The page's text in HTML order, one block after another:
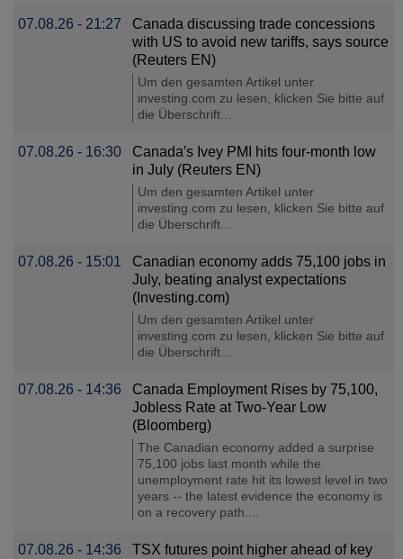
07.08.26 - 21:27
Canada discussing trade concessions
with US to avoid new tariffs, says source
(Reuters EN)
Um den gesamten Artikel unter
investing.com zu lesen, klicken Sie bitte auf
die Überschrift...
07.08.26 - 16:30
Canada′s Ivey PMI hits four-month low
in July (Reuters EN)
Um den gesamten Artikel unter
investing.com zu lesen, klicken Sie bitte auf
die Überschrift...
07.08.26 - 15:01
Canadian economy adds 75,100 jobs in
July, beating analyst expectations
(Investing.com)
Um den gesamten Artikel unter
investing.com zu lesen, klicken Sie bitte auf
die Überschrift...
07.08.26 - 14:36
Canada Employment Rises by 75,100,
Jobless Rate at Two-Year Low
(Bloomberg)
The Canadian economy added a surprise
75,100 jobs last month while the
unemployment rate hit its lowest level in two
years -- the latest evidence the economy is
on a recovery path....
07.08.26 - 14:36 TSX futures point higher ahead of key